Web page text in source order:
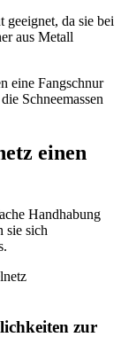
geeignet, da sie bei
aus Metall
eine Fangschnur
Schneemassen
einen
Handhabung
sie sich
zur